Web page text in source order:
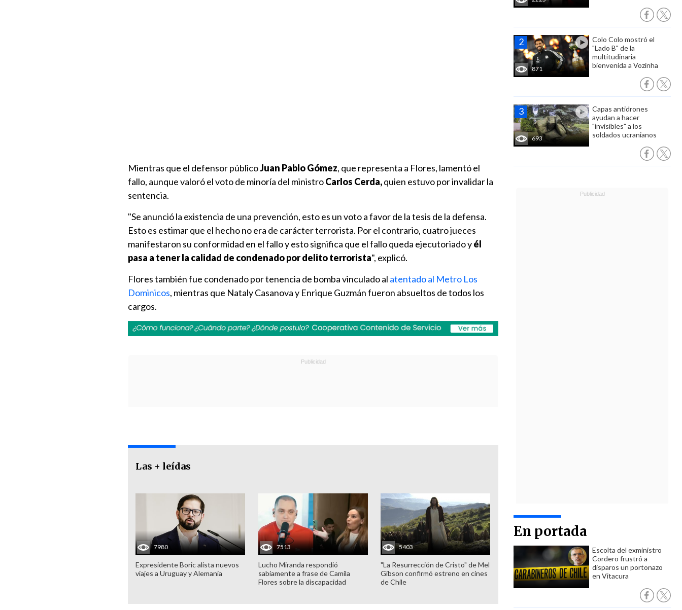
871
Colo Colo mostró el
"Lado B" de la
multitudinaria
bienvenida a Vozinha
693
Capas antidrones
ayudan a hacer
"invisibles" a los
soldados ucranianos
En portada
Escolta del exministro
Cordero frustró a
disparos un portonazo
en Vitacura
Mientras que el defensor públicoJuan Pablo Gómez, que representa a Flores, lamentó el
fallo, aunque valoró el voto de minoría del ministroCarlos Cerda,quien estuvo por invalidar la
sentencia.
"Se anunció la existencia de una prevención, esto es un voto a favor de la tesis de la defensa.
Esto es estimar que el hecho no era de carácter terrorista. Por el contrario, cuatro jueces
manifestaron su conformidad en el fallo y esto significa que el fallo queda ejecutoriado yél
pasa a tener la calidad de condenado por delito terrorista", explicó.
Flores también fue condenado por tenencia de bomba vinculado al atentado al Metro Los
Dominicos, mientras que Nataly Casanova y Enrique Guzmán fueron absueltos de todos los
cargos.
Las + leídas
7980
Expresidente Boric alista nuevos
viajes a Uruguay y Alemania
7513
Lucho Miranda respondió
sabiamente a frase de Camila
Flores sobre la discapacidad
5403
"La Resurrección de Cristo" de Mel
Gibson confirmó estreno en cines
de Chile